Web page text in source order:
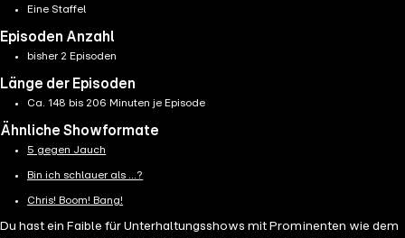
Eine Staffel
Episoden Anzahl
bisher 2 Episoden
Länge der Episoden
Ca. 148 bis 206 Minuten je Episode
Ähnliche Showformate
5 gegen Jauch
Bin ich schlauer als ...?
Chris! Boom! Bang!
Du hast ein Faible für Unterhaltungsshows mit Prominenten wie dem